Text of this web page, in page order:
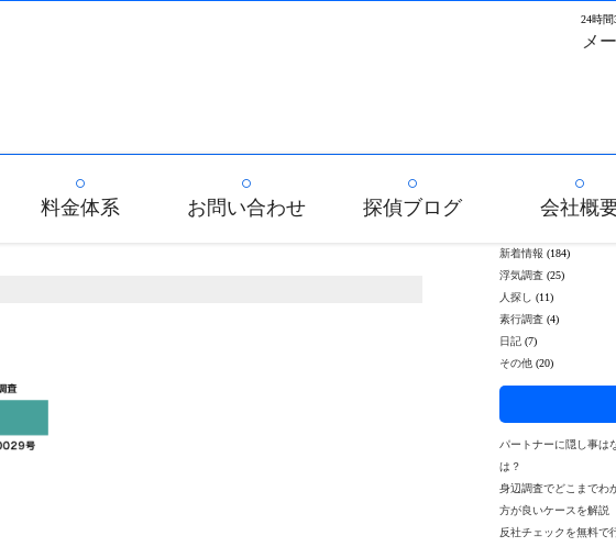
24時間
メ
料金体系 お問い合わせ 探偵ブログ 会社概
新着情報 (184)
浮気調査 (25)
人探し
(11)
素行調査 (4)
日記 (7)
その他 (20)
パートナーに隠し事は
は？
身辺調査でどこまでわ
方が良いケースを解説
反社チェックを無料で